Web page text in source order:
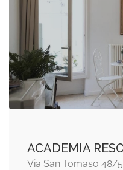
ACADEMIA
Via San Tomaso 48/